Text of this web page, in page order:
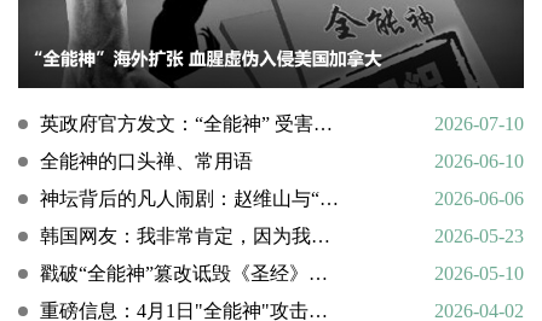
英政府官方发文：“全能神” 受害说辞不实，英国拒为邪教提供庇护
2026-07-10
全能神的口头禅、常用语
2026-06-10
神坛背后的凡人闹剧：赵维山与“女基督”杨向斌的隐秘家庭史
2026-06-06
韩国网友：我非常肯定，因为我亲眼所见。
2026-05-23
戳破“全能神”篡改诋毁《圣经》的荒谬本质
2026-05-10
重磅信息：4月1日"全能神"攻击天主教
2026-04-02